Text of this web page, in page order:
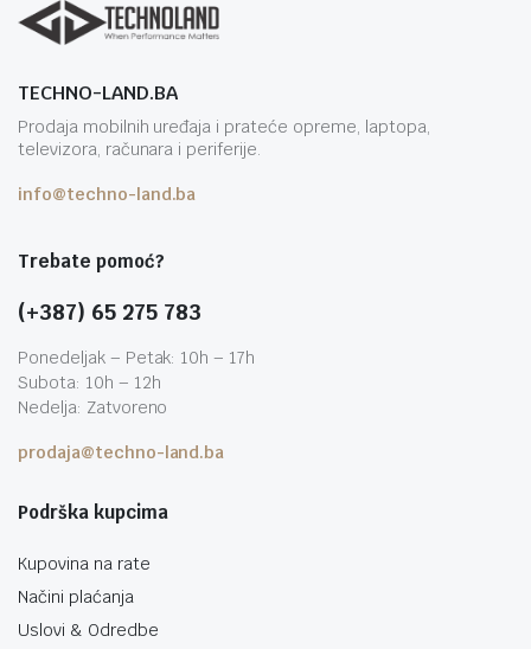
TECHNO-LAND.BA
Prodaja mobilnih uređaja i prateće opreme, laptopa,
televizora, računara i periferije.
info@techno-land.ba
Trebate pomoć?
(+387) 65 275 783
Ponedeljak – Petak: 10h – 17h
Subota: 10h – 12h
Nedelja: Zatvoreno
prodaja@techno-land.ba
Podrška kupcima
Kupovina na rate
Načini plaćanja
Uslovi & Odredbe